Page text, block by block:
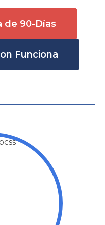
de 90-Días
Funciona